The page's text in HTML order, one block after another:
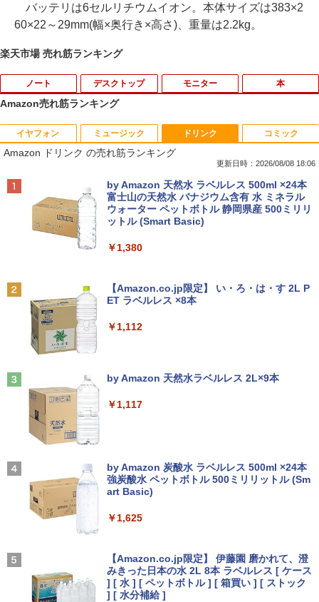
バッテリは6セルリチウムイオン。本体サイズは383×2
60×22～29mm(幅×奥行き×高さ)、重量は2.2kg。
楽天市場 売れ筋ランキング
ノート
1
【★最大100%ポイント】【Windows X
P 搭載】大手メーカー おまかせ ノートパ
ソコン/Celeron Core2/メモリ:4GB/SSD:
ウス 付き/中古ノートPC 中古ノートパソ
コン パソコン 中古パソコン
￥9,999
第5世代Celeron メモリ8GB SSD128GB
Windows11 Office 2019搭載 在宅勤務
安
【★最大100%ポイント】【新生活応援・
SB-C/USB3.1/パソコン 中古PC 中古ノー
トパソコン Windows11
ノートパソコン 新品 14型 Office付き Wi
ndows11 第11世代Intel メモリ8GB SSD
256GB/512GB 日本語キーボード 初期設
定済 軽量 薄型 14インチ 学習用 PC 子ど
デスクトップ
1
【中古】 富士通・NEC・HP・Dell・Len
ovoなど有名メーカーから特選 店長セレ
クト おまかせデスクトップPC デュアル
ws11-Pro メモリ8GB SSD256GB コアi5
(第8世代以降)搭載 DVDドライブ 22イン
チ以上液晶ディスプレイセット 中古パソ
コン
￥35,800
富士通 FMV K5010 AIO 23.8インチ 第10
D 512GB Office付き Webカメラ WiFi W
中古デスクトップパソコン 中古パソコン
デスクトップパソコン デスクトップ PC
【ポイント10倍】美品 HP 400 G6 SF 9
世代 Core i5 9500 メモリ8GB 16GB 32
GB 新品M.2SSD256GB 512GB office付
き デスクトップパソコン 中古パソコン P
モニター
1
【期間限定P15倍+最大10%OFFクーポ
ン】 【3年保証】DELL デル E2020H 中
古 アウトレット 返品 送料無料 中古ディ
晶 モニター 液晶モニター 液晶ディスプ
レイ 本体 パソコンモニター デュアル
￥5,500
11 [21.5型液晶ディスプレイ/1920×1080/
HDMI、D-Sub/スピーカー：あり/5年間
e Care [ 21.45型 / フルHD(1920×1080) /
【期間限定5%OFFクーポン 8/12 10時ま
cモニター フリッカーレス FullHD ブル
c ブラック MAXZEN MJM24IC01 MJM2
4IC02-F144 マクスゼン
￥10,980
本
1
【本日限定★P最大29.5倍★お買い物マ
ラソン+SUP★要エントリー】【中古/送
料無料】13冊新品 ハンター協会公式ハン
×HUNTER ＜1-39巻セット＞ / 冨樫義博 /
全巻 漫画全巻 全巻セット ハンターxハン
ター/ハンターハンター
集英社 コンパクト版 学習まんが 日本の
歴史 全巻セット(全20巻+別巻2)
￥18,590
3
【送料無料】HUNTER×HUNTER 1-39巻
2027 青山学院中等部・直前対策合格セッ
ト問題集(5冊) 中学受験 過去問の傾向と
門サクセス
【全巻】 シャングリラ・フロンティア ～
Amazon売れ筋ランキング
イヤフォン
Anker Soundcore P40i オフホワイト
￥7,990
￥5,990
ラック
￥14,990
レスイヤホン bluetooth イヤホン V12 小型
軽量 ブルートゥースHi-Fi 最大36時間再生 ぶ
るーとゅーす コードレス ENCノイズキャン
付き 防水 タッチ式音量調整 スポーツ/通勤/通
￥1,964
Xiaomi シャオミ REDMI Buds 8 Lite ワイヤ
ミュージック
BRUCE WAYNE feat. Flo Milli, ATL Jacob
[Explicit]
￥250
[Explicit]
￥250
￥250
ドリンク
Amazon ドリンク の売れ筋ランキング
更新日時：2026/08/08 18:06
by Amazon 天然水 ラベルレス 500ml ×24本
富士山の天然水 バナジウム含有 水 ミネラル
ウォーター ペットボトル 静岡県産 500ミリリ
ットル (Smart Basic)
￥1,380
【Amazon.co.jp限定】 い・ろ・は・す 2L P
ET ラベルレス ×8本
￥1,112
by Amazon 天然水ラベルレス 2L×9本
￥1,117
by Amazon 炭酸水 ラベルレス 500ml ×24本
強炭酸水 ペットボトル 500ミリリットル (Sm
art Basic)
￥1,625
【Amazon.co.jp限定】 伊藤園 磨かれて、澄
みきった日本の水 2L 8本 ラベルレス [ ケース
] [ 水 ] [ ペットボトル ] [ 箱買い ] [ ストック
] [ 水分補給 ]
コミック